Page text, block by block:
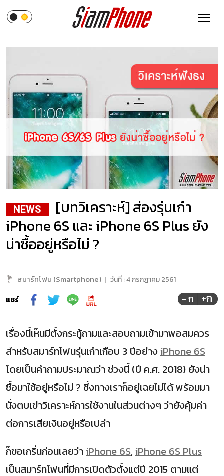
NEWS
[บทวิเคราะห์] ส่องรุ่นเก๋า
iPhone 6S และ iPhone 6S Plus ยัง
น่าซื้ออยู่หรือไม่ ?
สมาร์ทโฟน (Smartphone) | วันที่ :4 กรกฎาคม 2561
แชร์
- ก +ก
เรื่องนี้เห็นมีตั้งกระทู้ถามและสอบถามเข้ามาพอสมควร
สำหรับสมาร์ทโฟนรุ่นเก๋าเกือบ 3 ปีอย่างiPhone 6S
โดยเป็นคำถามประมาณว่า ช่วงนี้ (ปี ค.ศ. 2018) ยังน่า
ซื้อมาใช้อยู่หรือไม่ ? ซึ่งทางเราก็อยู่เฉยไม่ได้ พร้อมมา
นั่งตบเข่าวิเคราะห์การใช้งานในส่วนต่างๆ ว่ายังคุ้มค่า
ต่อการเสียเงินอยู่หรือเปล่า
ก็ขอเกริ่นก่อนเลยว่าiPhone 6S,iPhone 6S Plus
เป็นสมาร์ทโฟนที่มีการเปิดตัวตั้งแต่ปี 2015 ตามแต่